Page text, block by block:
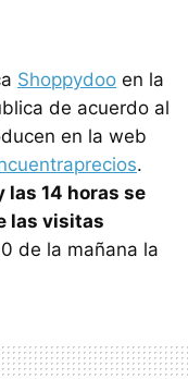
Shoppydoo en la
de acuerdo al
en la web
.
las 14 horas se
las visitas
de la mañana la